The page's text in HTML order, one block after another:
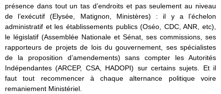
présence dans tout un tas d’endroits et pas seulement au niveau
de l’exécutif (Elysée, Matignon, Ministères) : il y a l’échelon
administratif et les établissements publics (Oséo, CDC, ANR, etc),
le législatif (Assemblée Nationale et Sénat, ses commissions, ses
rapporteurs de projets de lois du gouvernement, ses spécialistes
de la proposition d’amendements) sans compter les Autorités
Indépendantes (ARCEP, CSA, HADOPI) sur certains sujets. Et il
faut tout recommencer à chaque alternance politique voire
remaniement Ministériel.